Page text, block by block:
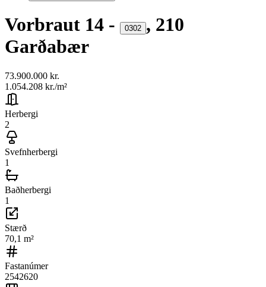
Vorbraut 14 - 0302 , 210
Garðabær
73.900.000 kr.
1.054.208 kr./m²
Herbergi
2
Svefnherbergi
1
Baðherbergi
1
Stærð
70,1 m²
Fastanúmer
2542620